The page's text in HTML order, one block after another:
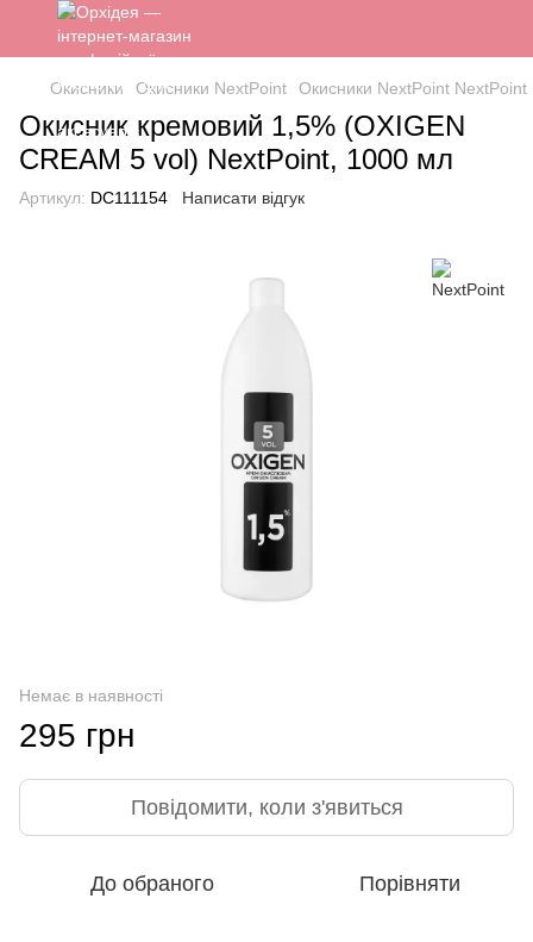
Окисники Окисники NextPoint Окисники NextPoint NextPoint
Окисник кремовий 1,5% (OXIGEN
CREAM 5 vol) NextPoint, 1000 мл
Артикул: DC111154 Написати відгук
Немає в наявності
295 грн
Повідомити, коли з'явиться
До обраного Порівняти